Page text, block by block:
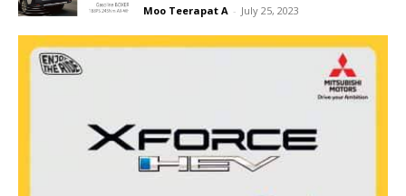
Moo Teerapat A - July 25, 2023